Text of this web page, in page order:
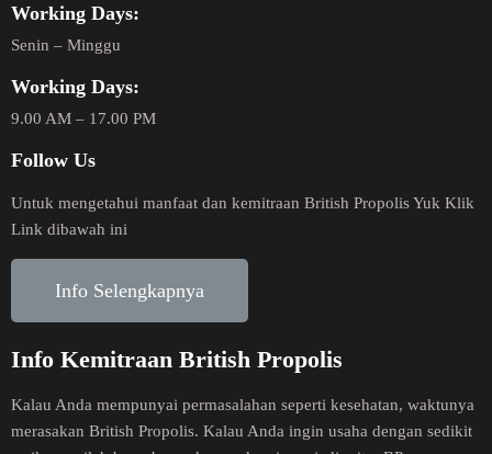
Working Days:
Senin – Minggu
Working Days:
9.00 AM – 17.00 PM
Follow Us
Untuk mengetahui manfaat dan kemitraan British Propolis Yuk Klik
Link dibawah ini
Info Selengkapnya
Info Kemitraan British Propolis
Kalau Anda mempunyai permasalahan seperti kesehatan, waktunya
merasakan British Propolis. Kalau Anda ingin usaha dengan sedikit